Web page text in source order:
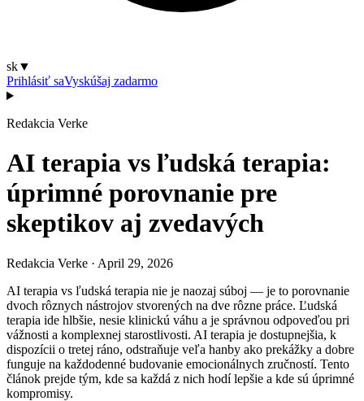
sk▼
Prihlásiť saVyskúšaj zadarmo
Redakcia Verke
AI terapia vs ľudská terapia:
úprimné porovnanie pre
skeptikov aj zvedavých
Redakcia Verke · April 29, 2026
AI terapia vs ľudská terapia nie je naozaj súboj — je to porovnanie
dvoch rôznych nástrojov stvorených na dve rôzne práce. Ľudská
terapia ide hlbšie, nesie klinickú váhu a je správnou odpoveďou pri
vážnosti a komplexnej starostlivosti. AI terapia je dostupnejšia, k
dispozícii o tretej ráno, odstraňuje veľa hanby ako prekážky a dobre
funguje na každodenné budovanie emocionálnych zručností. Tento
článok prejde tým, kde sa každá z nich hodí lepšie a kde sú úprimné
kompromisy.